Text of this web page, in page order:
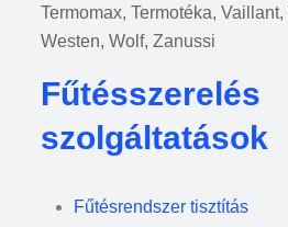
Termomax, Termotéka, Vaillant,
Westen, Wolf, Zanussi
Fűtésszerelés
szolgáltatások
Fűtésrendszer tisztítás